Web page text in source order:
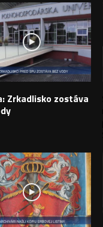
Zrkadlisko zostáva